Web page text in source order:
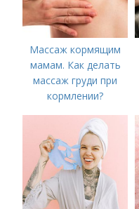
Массаж кормящим
мамам. Как делать
массаж груди при
кормлении?